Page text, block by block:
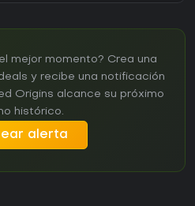
mejor momento? Crea una
y recibe una notificación
Origins alcance su próximo
histórico.
alerta